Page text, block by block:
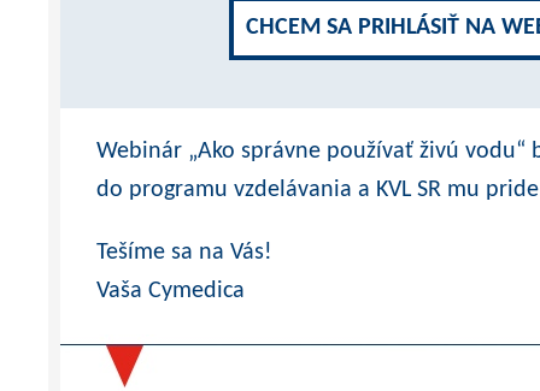
CHCEM SA PRIHLÁSIŤ NA
Webinár „Ako správne používať živú vodu“
do programu vzdelávania a KVL SR mu
Tešíme sa na Vás!
Vaša Cymedica